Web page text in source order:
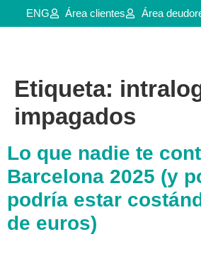
ENG Área clientes Área
Etiqueta:
impagados
Lo que nadie te
Barcelona 2025 (y
podría estar
de euros)